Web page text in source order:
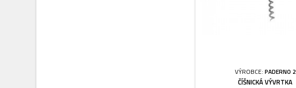
VÝROBCE: PADERNO 2
ČÍŠNICKÁ VÝVRTKA